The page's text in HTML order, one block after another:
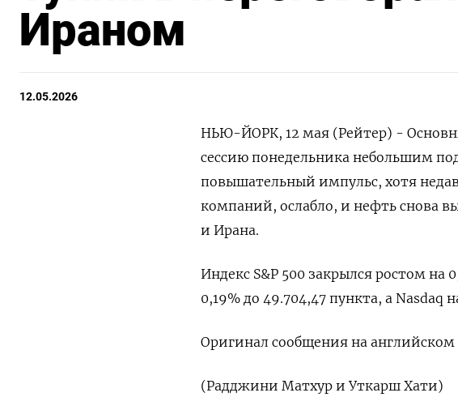
Ираном
12.05.2026
НЬЮ-ЙОРК, 12 мая (Рейтер) -
сессию понедельника небольшим
повышательный ​импульс, ⁠хотя
компаний, ослабло, ​и нефть снова
и Ирана.
Индекс S&P 500 закрылся ​ростом ​на
0,19% до 49.704,47 пункта, а Nasdaq
Оригинал сообщения на ‌английском
(Радджини ​Матхур и ‌Уткарш Хати)